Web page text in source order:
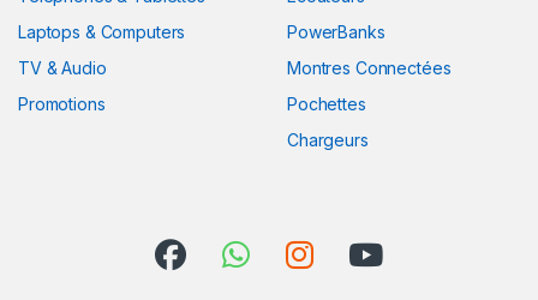
Laptops & Computers
TV & Audio
Promotions
PowerBanks
Montres Connectées
Pochettes
Chargeurs